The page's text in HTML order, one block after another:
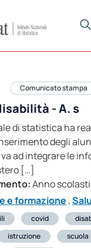
Comunicato stampa
- A. s
di statistica ha
degli
ad integrare le
[…]
Anno
e formazione ,
covid
istruzione
scuola